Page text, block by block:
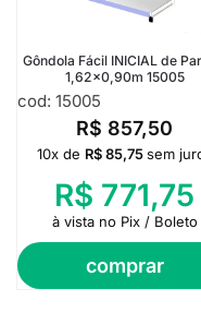
Gôndola Fácil INICIAL de
1,62×0,90m 15005
cod: 15005
R$ 857,50
comprar
10x de R$85,75 sem
R$ 771,75
à vista no Pix / Boleto